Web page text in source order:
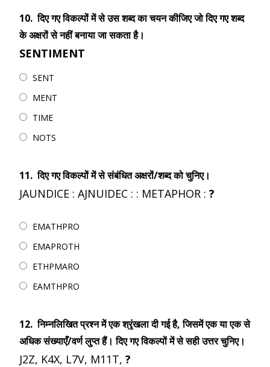
10. दिए गए विकल्पों में से उस शब्द का चयन कीजिए जो दिए गए शब्द
के अक्षरों से नहीं बनाया जा सकता है।
SENTIMENT
SENT
MENT
TIME
NOTS
11. दिए गए विकल्पों में से संबंधित अक्षरों/शब्द को चुनिए।
JAUNDICE : AJNUIDEC : : METAPHOR : ?
EMATHPRO
EMAPROTH
ETHPMARO
EAMTHPRO
12. निम्नलिखित प्रश्न में एक श्रृंखला दी गई है, जिसमें एक या एक से
अधिक संख्याएँ/वर्ण लुप्त हैं। दिए गए विकल्पों में से सही उत्तर चुनिए।
J2Z, K4X, L7V, M11T, ?